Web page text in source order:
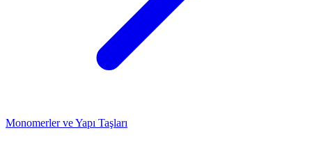
Monomerler ve Yapı Taşları